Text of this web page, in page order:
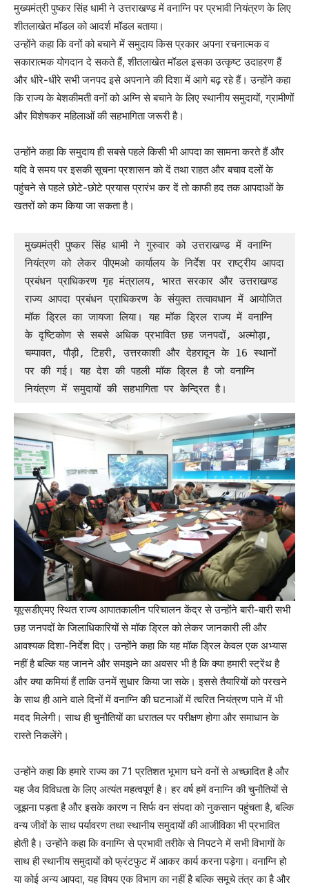
मुख्यमंत्री पुष्कर सिंह धामी ने उत्तराखण्ड में वनाग्नि पर प्रभावी नियंत्रण के लिए
शीतलाखेत मॉडल को आदर्श मॉडल बताया।
उन्होंने कहा कि वनों को बचाने में समुदाय किस प्रकार अपना रचनात्मक व
सकारात्मक योगदान दे सकते हैं, शीतलाखेत मॉडल इसका उत्कृष्ट उदाहरण हैं
और धीरे-धीरे सभी जनपद इसे अपनाने की दिशा में आगे बढ़ रहे हैं। उन्होंने कहा
कि राज्य के बेशकीमती वनों को अग्नि से बचाने के लिए स्थानीय समुदायों, ग्रामीणों
और विशेषकर महिलाओं की सहभागिता जरूरी है।
उन्होंने कहा कि समुदाय ही सबसे पहले किसी भी आपदा का सामना करते हैं और
यदि वे समय पर इसकी सूचना प्रशासन को दें तथा राहत और बचाव दलों के
पहुंचने से पहले छोटे-छोटे प्रयास प्रारंभ कर दें तो काफी हद तक आपदाओं के
खतरों को कम किया जा सकता है।
मुख्यमंत्री पुष्कर सिंह धामी ने गुरुवार को उत्तराखण्ड में वनाग्नि
नियंत्रण को लेकर पीएमओ कार्यालय के निर्देश पर राष्ट्रीय आपदा
प्रबंधन प्राधिकरण गृह मंत्रालय, भारत सरकार और उत्तराखण्ड
राज्य आपदा प्रबंधन प्राधिकरण के संयुक्त तत्वावधान में आयोजित
मॉक ड्रिल का जायजा लिया। यह मॉक ड्रिल राज्य में वनाग्नि
के दृष्टिकोण से सबसे अधिक प्रभावित छह जनपदों, अल्मोड़ा,
चम्पावत, पौड़ी, टिहरी, उत्तरकाशी और देहरादून के 16 स्थानों
पर की गई। यह देश की पहली मॉक ड्रिल है जो वनाग्नि
नियंत्रण में समुदायों की सहभागिता पर केन्द्रित है।
यूएसडीएमए स्थित राज्य आपातकालीन परिचालन केंद्र से उन्होंने बारी-बारी सभी
छह जनपदों के जिलाधिकारियों से मॉक ड्रिल को लेकर जानकारी ली और
आवश्यक दिशा-निर्देश दिए। उन्होंने कहा कि यह मॉक ड्रिल केवल एक अभ्यास
नहीं है बल्कि यह जानने और समझने का अवसर भी है कि क्या हमारी स्ट्रेंथ है
और क्या कमियां हैं ताकि उनमें सुधार किया जा सके। इससे तैयारियों को परखने
के साथ ही आने वाले दिनों में वनाग्नि की घटनाओं में त्वरित नियंत्रण पाने में भी
मदद मिलेगी। साथ ही चुनौतियों का धरातल पर परीक्षण होगा और समाधान के
रास्ते निकलेंगे।
उन्होंने कहा कि हमारे राज्य का 71 प्रतिशत भूभाग घने वनों से अच्छादित है और
यह जैव विविधता के लिए अत्यंत महत्वपूर्ण है। हर वर्ष हमें वनाग्नि की चुनौतियों से
जूझना पड़ता है और इसके कारण न सिर्फ वन संपदा को नुकसान पहुंचता है, बल्कि
वन्य जीवों के साथ पर्यावरण तथा स्थानीय समुदायों की आजीविका भी प्रभावित
होती है। उन्होंने कहा कि वनाग्नि से प्रभावी तरीके से निपटने में सभी विभागों के
साथ ही स्थानीय समुदायों को फ्रंटफुट में आकर कार्य करना पड़ेगा। वनाग्नि हो
या कोई अन्य आपदा, यह विषय एक विभाग का नहीं है बल्कि समूचे तंत्र का है और